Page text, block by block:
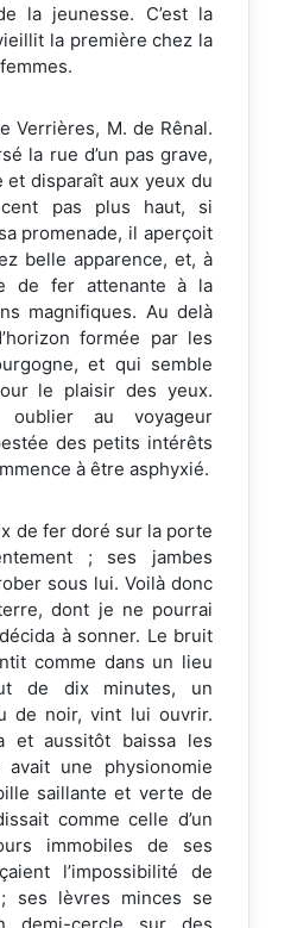
la jeunesse. C’est la
la première chez la
Verrières, M. de Rênal.
la rue d’un pas grave,
et disparaît aux yeux du
cent pas plus haut, si
promenade, il aperçoit
belle apparence, et, à
de fer attenante à la
magnifiques. Au delà
formée par les
et qui semble
le plaisir des yeux.
au voyageur
des petits intérêts
à être asphyxié.
de fer doré sur la porte
; ses jambes
sous lui. Voilà donc
dont je ne pourrai
à sonner. Le bruit
comme dans un lieu
de dix minutes, un
de noir, vint lui ouvrir.
et aussitôt baissa les
une physionomie
saillante et verte de
comme celle d’un
immobiles de ses
l’impossibilité de
ses lèvres minces se